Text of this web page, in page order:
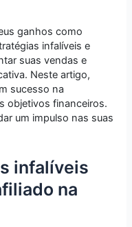
ganhos como
infalíveis e
suas vendas e
Neste artigo,
sucesso na
objetivos financeiros.
um impulso nas suas
infalíveis
na